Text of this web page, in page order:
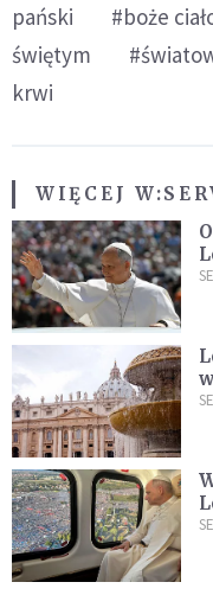
pański
#boże
świętym
krwi
WIĘCEJ W: